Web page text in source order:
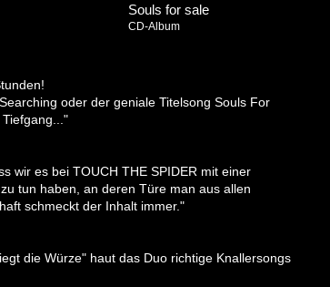
oder der geniale Titelsong Souls For
wir es bei TOUCH THE SPIDER mit einer
tun haben, an deren Türe man aus allen
schmeckt der Inhalt immer."
die Würze" haut das Duo richtige Knallersongs
Souls for sale
CD-Album